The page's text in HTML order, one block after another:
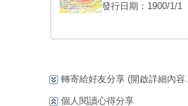
發行日期：1900/1/1
轉寄給好友分享 (開啟詳細內容
個人閱讀心得分享